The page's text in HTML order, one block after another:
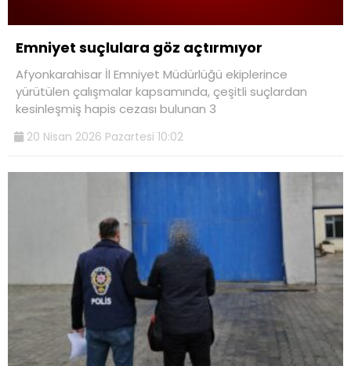
Emniyet suçlulara göz açtırmıyor
Afyonkarahisar İl Emniyet Müdürlüğü ekiplerince
yürütülen çalışmalar kapsamında, çeşitli suçlardan
kesinleşmiş hapis cezası bulunan 3
20 Nisan 2026 Pazartesi 10:02